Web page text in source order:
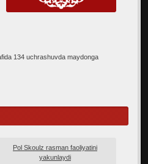
134 uchrashuvda maydonga
Pol Skoulz rasman faoliyatini
yakunlaydi